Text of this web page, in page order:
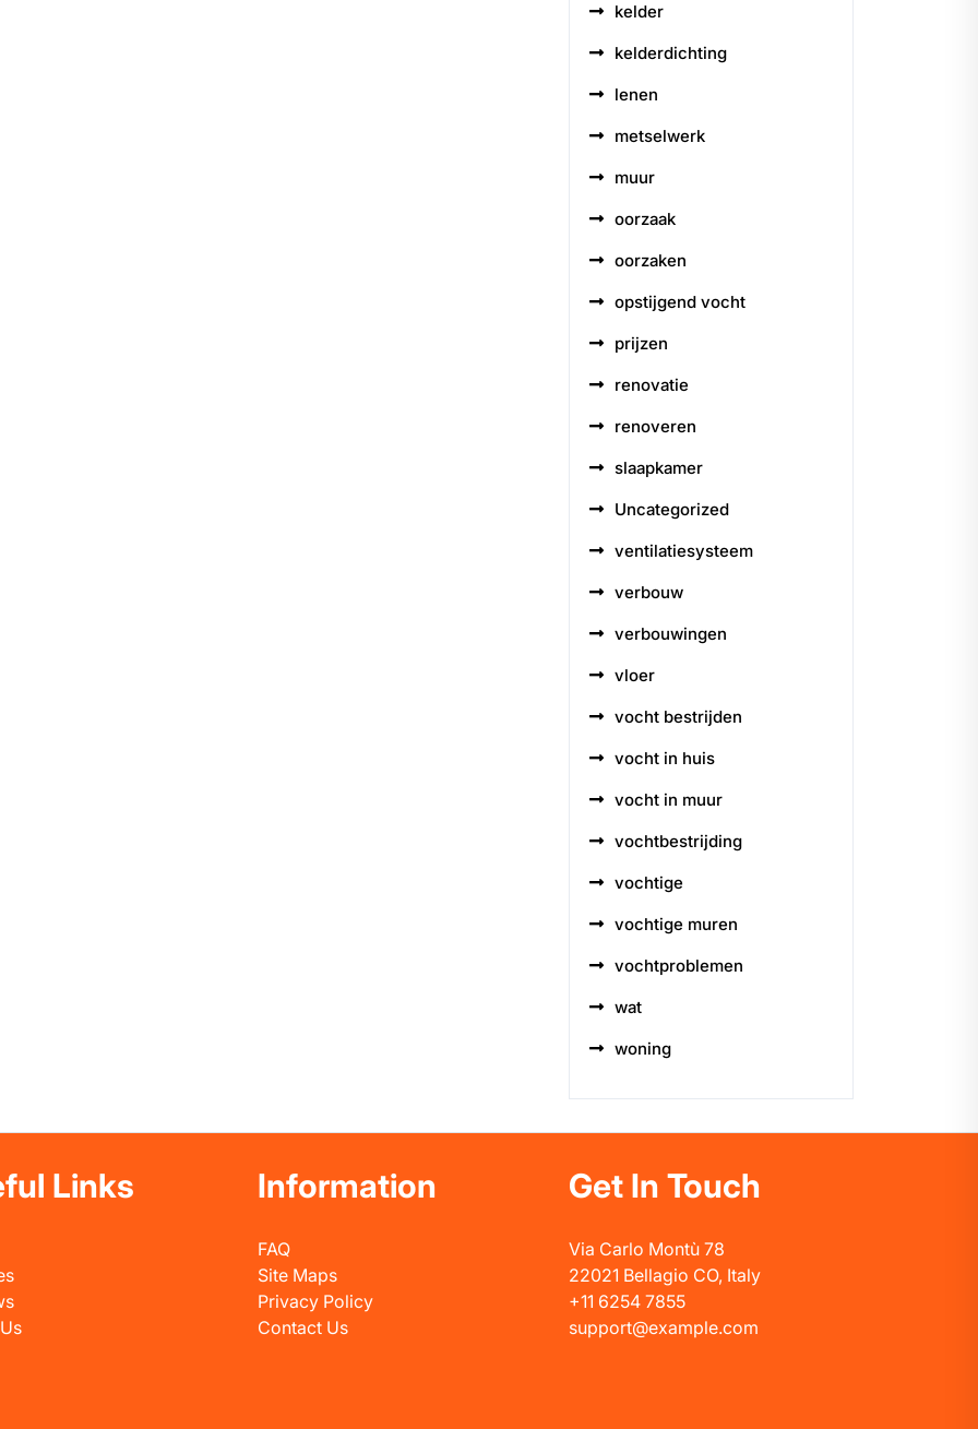
kelder
kelderdichting
lenen
metselwerk
muur
oorzaak
oorzaken
opstijgend vocht
prijzen
renovatie
renoveren
slaapkamer
Uncategorized
ventilatiesysteem
verbouw
verbouwingen
vloer
vocht bestrijden
vocht in huis
vocht in muur
vochtbestrijding
vochtige
vochtige muren
vochtproblemen
wat
woning
Links Information
FAQ
Site Maps
Privacy Policy
Contact Us
Get In Touch
Via Carlo Montù 78
22021 Bellagio CO, Italy
+11 6254 7855
support@example.com